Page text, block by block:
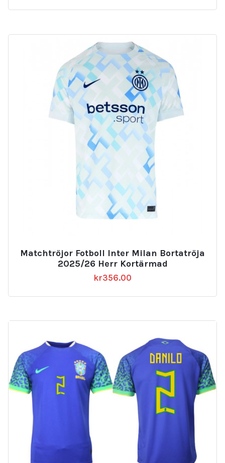
Matchtröjor Fotboll Inter Milan Bortatröja
2025/26 Herr Kortärmad
kr356.00